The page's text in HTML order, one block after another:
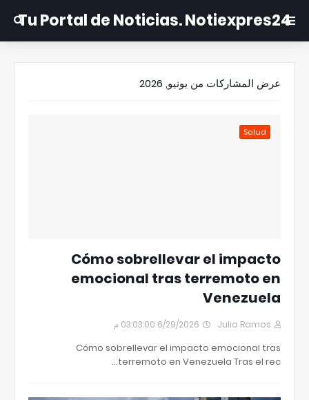
Tu Portal de Noticias. Notiexpres24
عرض المشاركات من يونيو, 2026
Salud
Cómo sobrellevar el impacto
emocional tras terremoto en
Venezuela
Julio Ramos 6/29/2026 03:03:00 م
Cómo sobrellevar el impacto emocional tras
terremoto en Venezuela Tras el rec…